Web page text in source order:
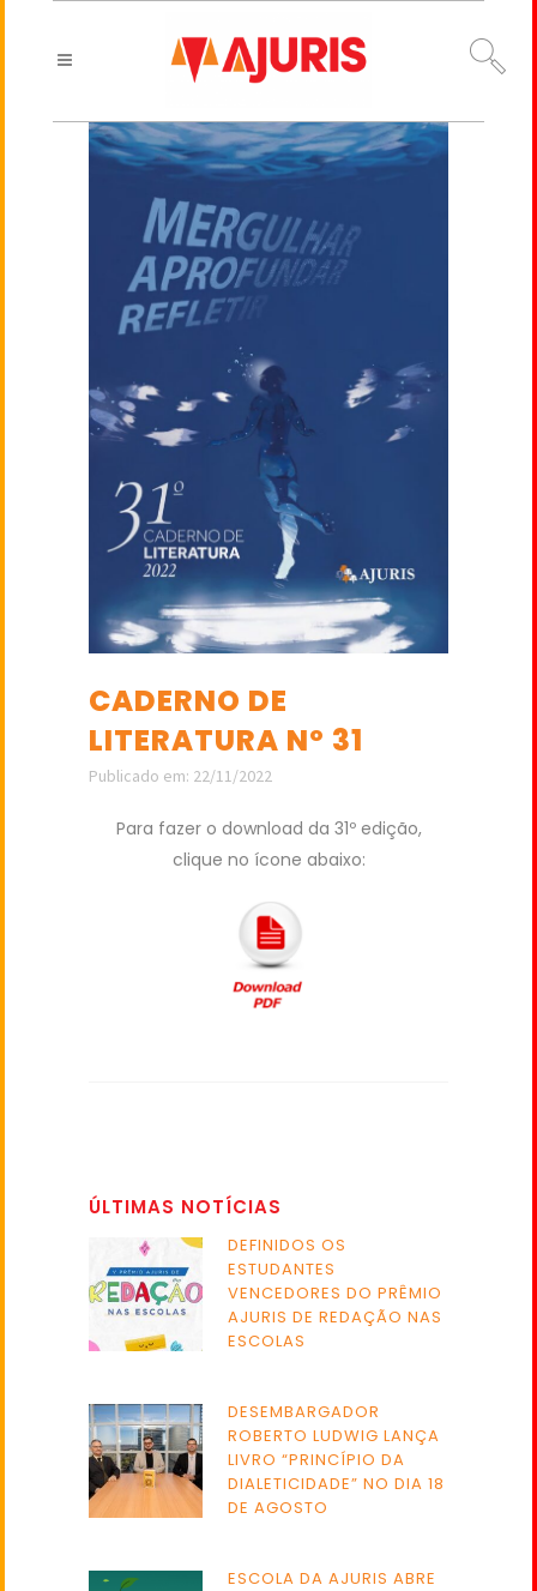
CADERNO DE
LITERATURA Nº 31
Publicado em: 22/11/2022
Para fazer o download da 31º edição,
clique no ícone abaixo:
ÚLTIMAS NOTÍCIAS
DEFINIDOS OS
ESTUDANTES
VENCEDORES DO PRÊMIO
AJURIS DE REDAÇÃO NAS
ESCOLAS
DESEMBARGADOR
ROBERTO LUDWIG LANÇA
LIVRO “PRINCÍPIO DA
DIALETICIDADE” NO DIA 18
DE AGOSTO
ESCOLA DA AJURIS ABRE